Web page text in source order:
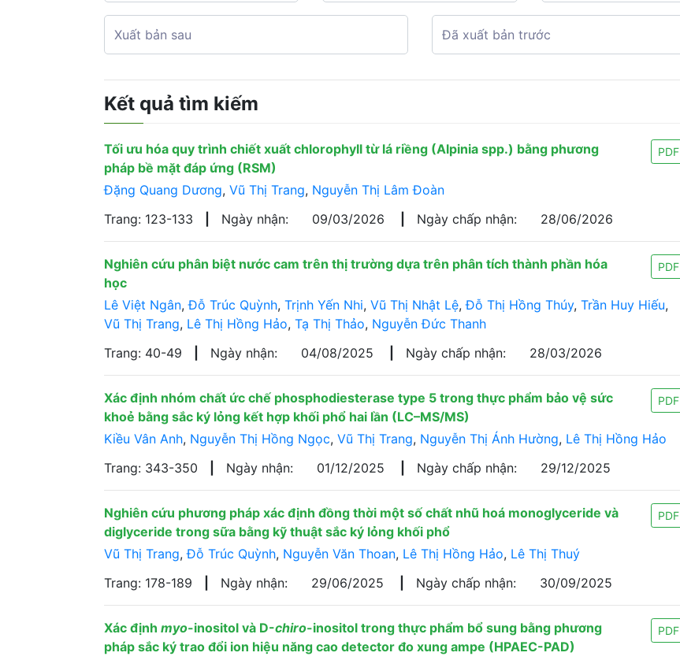
Kết quả tìm kiếm
Tối ưu hóa quy trình chiết xuất chlorophyll từ lá riềng (Alpinia spp.) bằng phương
pháp bề mặt đáp ứng (RSM)
PDF
Đặng Quang Dương, Vũ Thị Trang, Nguyễn Thị Lâm Đoàn
Trang: 123-133
Ngày nhận: 09/03/2026 Ngày chấp nhận: 28/06/2026
Nghiên cứu phân biệt nước cam trên thị trường dựa trên phân tích thành phần hóa
học
PDF
Lê Việt Ngân,Đỗ Trúc Quỳnh, Trịnh Yến Nhi, Vũ Thị Nhật Lệ,Đỗ Thị Hồng Thúy, Trần Huy Hiếu,
Vũ Thị Trang, Lê Thị Hồng Hảo, Tạ Thị Thảo, Nguyễn Đức Thanh
Trang: 40-49
Ngày nhận: 04/08/2025 Ngày chấp nhận: 28/03/2026
Xác định nhóm chất ức chế phosphodiesterase type 5 trong thực phẩm bảo vệ sức
khoẻ bằng sắc ký lỏng kết hợp khối phổ hai lần (LC–MS/MS)
PDF
Kiều Vân Anh, Nguyễn Thị Hồng Ngọc, Vũ Thị Trang, Nguyễn Thị Ánh Hường, Lê Thị Hồng Hảo
Trang: 343-350
Ngày nhận: 01/12/2025 Ngày chấp nhận: 29/12/2025
Nghiên cứu phương pháp xác định đồng thời một số chất nhũ hoá monoglyceride và
diglyceride trong sữa bằng kỹ thuật sắc ký lỏng khối phổ
PDF
Vũ Thị Trang,Đỗ Trúc Quỳnh, Nguyễn Văn Thoan, Lê Thị Hồng Hảo, Lê Thị Thuý
Trang: 178-189
Ngày nhận: 29/06/2025 Ngày chấp nhận: 30/09/2025
Xác định myo-inositol và D-chiro-inositol trong thực phẩm bổ sung bằng phương
pháp sắc ký trao đổi ion hiệu năng cao detector đo xung ampe (HPAEC-PAD)
PDF